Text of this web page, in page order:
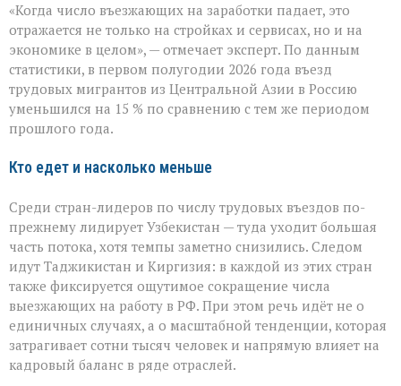
труда
чувствует
перемену»:
поток
трудовых
мигрантов
в
РФ
«Когда число въезжающих на заработки падает, это
отражается не только на стройках и сервисах, но и на
экономике в целом», — отмечает эксперт. По данным
статистики, в первом полугодии 2026 года въезд
трудовых мигрантов из Центральной Азии в Россию
уменьшился на 15 % по сравнению с тем же периодом
прошлого года.
Кто едет и насколько меньше
Среди стран-лидеров по числу трудовых въездов по-
прежнему лидирует Узбекистан — туда уходит большая
часть потока, хотя темпы заметно снизились. Следом
идут Таджикистан и Киргизия: в каждой из этих стран
также фиксируется ощутимое сокращение числа
выезжающих на работу в РФ. При этом речь идёт не о
единичных случаях, а о масштабной тенденции, которая
затрагивает сотни тысяч человек и напрямую влияет на
кадровый баланс в ряде отраслей.